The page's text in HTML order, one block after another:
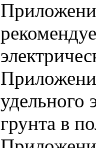
удельного
грунта в